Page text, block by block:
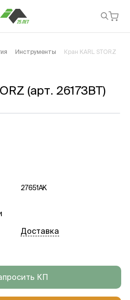
Инструменты Кран KARL STORZ
(арт. 26173BT)
27651AK
Доставка
КП